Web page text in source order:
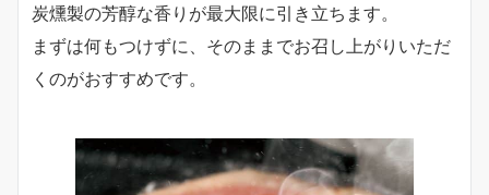
炭燻製の芳醇な香りが最大限に引き立ちます。
まずは何もつけずに、そのままでお召し上がりいただ
くのがおすすめです。